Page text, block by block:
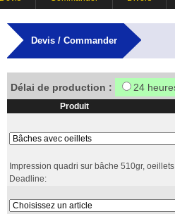
Devis / Commander
Délai de production : 24
Produit
Impression quadri sur bâche 510gr,
Deadline: